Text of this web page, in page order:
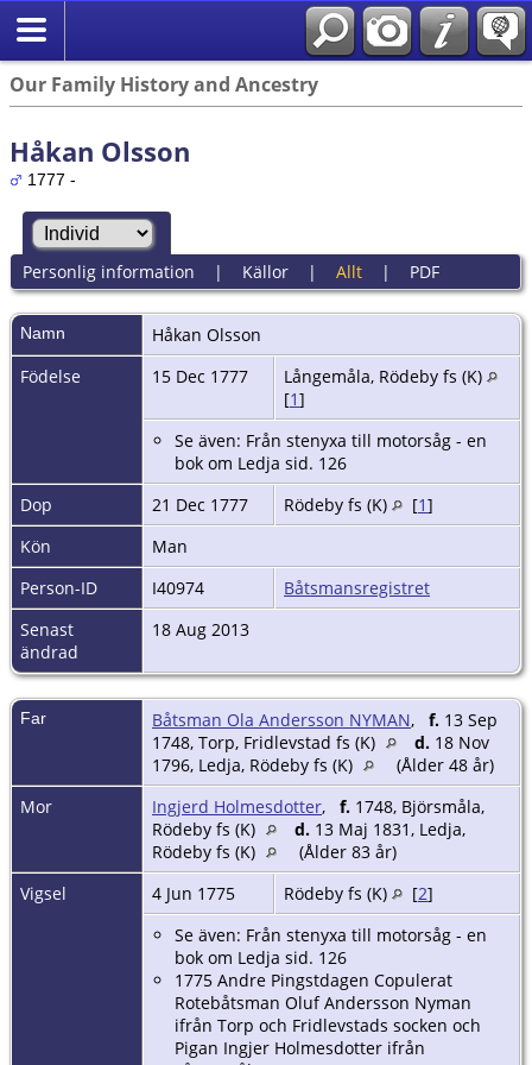
Our Family History and Ancestry
Håkan Olsson
1777 -
Personlig information | Källor| Allt| PDF
Namn Håkan Olsson
Födelse
15 Dec 1777
Långemåla, Rödeby fs (K)
[1]
Se även: Från stenyxa till motorsåg - en
bok om Ledja sid. 126
Dop
21 Dec 1777 Rödeby fs (K) [1]
Kön
Man
Person-ID
I40974
Båtsmansregistret
Senast
ändrad
18 Aug 2013
Far Båtsman Ola Andersson NYMAN, f. 13 Sep
1748, Torp, Fridlevstad fs (K)
d. 18 Nov
1796, Ledja, Rödeby fs (K)
(Ålder 48 år)
Mor
Ingjerd Holmesdotter, f. 1748, Björsmåla,
Rödeby fs (K)
d. 13 Maj 1831, Ledja,
Rödeby fs (K)
(Ålder 83 år)
Vigsel
4 Jun 1775 Rödeby fs (K) [2]
Se även: Från stenyxa till motorsåg - en
bok om Ledja sid. 126
1775 Andre Pingstdagen Copulerat
Rotebåtsman Oluf Andersson Nyman
ifrån Torp och Fridlevstads socken och
Pigan Ingjer Holmesdotter ifrån